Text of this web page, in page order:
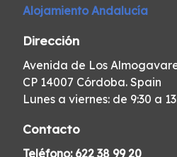
Alojamiento Andalucía
Dirección
Avenida de Los
CP 14007 Córdoba. Spain
Lunes a viernes: de 9:30 a
Contacto
Teléfono: 622 38 99 20